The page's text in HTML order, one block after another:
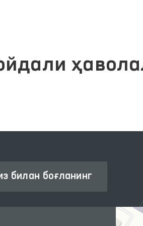
билан боғланинг